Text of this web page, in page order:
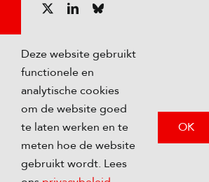
© Copyright 2026 Metropoolregio
Privacybeleid
Deze website gebruikt
functionele en
analytische cookies
om de website goed
te laten werken en te
meten hoe de website
gebruikt wordt. Lees
OK